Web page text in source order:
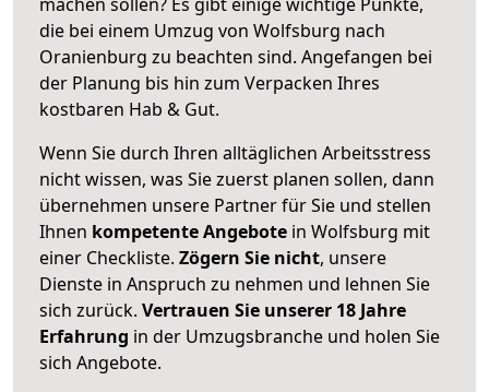
die bei einem Umzug von Wolfsburg nach
Oranienburg zu beachten sind. Angefangen bei
der Planung bis hin zum Verpacken Ihres
kostbaren Hab & Gut.
Wenn Sie durch Ihren alltäglichen Arbeitsstress
nicht wissen, was Sie zuerst planen sollen, dann
übernehmen unsere Partner für Sie und stellen
Ihnen kompetente Angebote in Wolfsburg mit
einer Checkliste. Zögern Sie nicht, unsere
Dienste in Anspruch zu nehmen und lehnen Sie
sich zurück. Vertrauen Sie unserer 18 Jahre
Erfahrung in der Umzugsbranche und holen Sie
sich Angebote.